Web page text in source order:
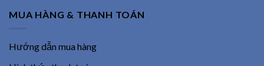
MUA HÀNG & THANH TOÁN
Hướng dẫn mua hàng